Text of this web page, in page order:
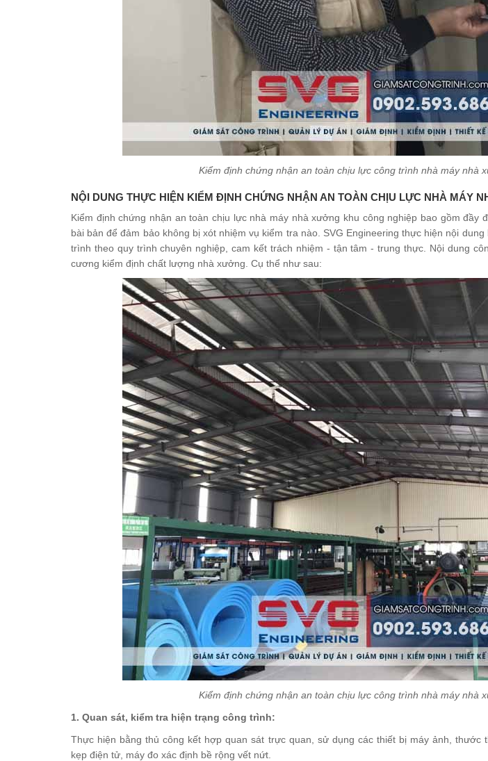
Kiểm định chứng nhận an toàn chịu lực công trình nhà máy nhà
NỘI DUNG THỰC HIỆN KIỂM ĐỊNH CHỨNG NHẬN AN TOÀN CHỊU LỰC NHÀ MÁY
Kiểm định chứng nhận an toàn chịu lực nhà máy nhà xưởng khu công nghiệp bao gồm đầy
bài bản để đảm bảo không bị xót nhiệm vụ kiểm tra nào. SVG Engineering thực hiện nội
trình theo quy trình chuyên nghiệp, cam kết trách nhiệm - tận tâm - trung thực. Nội dung
cương kiểm định chất lượng nhà xưởng. Cụ thể như sau:
Kiểm định chứng nhận an toàn chịu lực công trình nhà máy nhà
1. Quan sát, kiểm tra hiện trạng công trình:
Thực hiện bằng thủ công kết hợp quan sát trực quan, sử dụng các thiết bị máy ảnh, thước
kẹp điện tử, máy đo xác định bề rộng vết nứt.